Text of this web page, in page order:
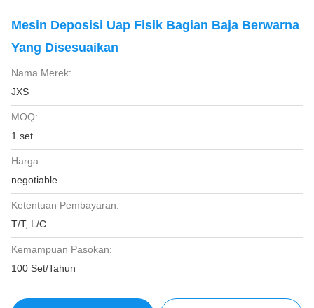
Mesin Deposisi Uap Fisik Bagian Baja Berwarna
Yang Disesuaikan
Nama Merek:
JXS
MOQ:
1 set
Harga:
negotiable
Ketentuan Pembayaran:
T/T, L/C
Kemampuan Pasokan:
100 Set/Tahun